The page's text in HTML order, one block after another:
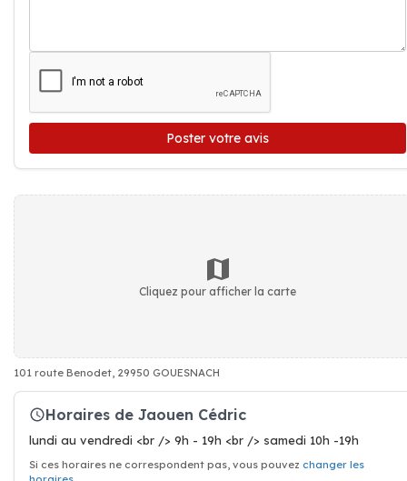
Poster votre avis
Cliquez pour afficher la carte
101 route Benodet, 29950 GOUESNACH
Horaires de Jaouen Cédric
lundi au vendredi <br /> 9h - 19h <br /> samedi 10h -19h
Si ces horaires ne correspondent pas, vous pouvez changer les